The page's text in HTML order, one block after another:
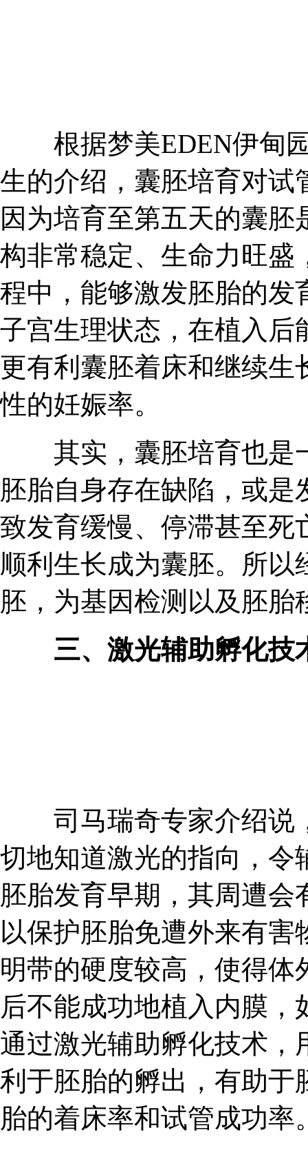
根据梦美EDEN伊甸园
生的介绍，囊胚培育对试
因为培育至第五天的囊
构非常稳定、生命力旺盛
程中，能够激发胚胎的发
子宫生理状态，在植入后
更有利囊胚着床和继续生
性的妊娠率。
其实，囊胚培育也是
胚胎自身存在缺陷，或
致发育缓慢、停滞甚至死
顺利生长成为囊胚。所
胚，为基因检测以及胚胎
三、激光辅助孵化技
司马瑞奇专家介绍说
切地知道激光的指向，令
胚胎发育早期，其周遭
以保护胚胎免遭外来有
明带的硬度较高，使得
后不能成功地植入内膜
通过激光辅助孵化技术，
利于胚胎的孵出，有助于
胎的着床率和试管成功率